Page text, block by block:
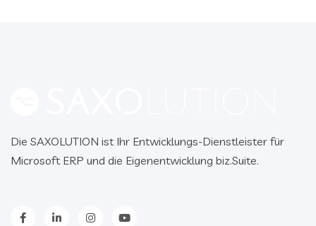
Die SAXOLUTION ist Ihr Entwicklungs-Dienstleister für
Microsoft ERP und die Eigenentwicklung biz.Suite.